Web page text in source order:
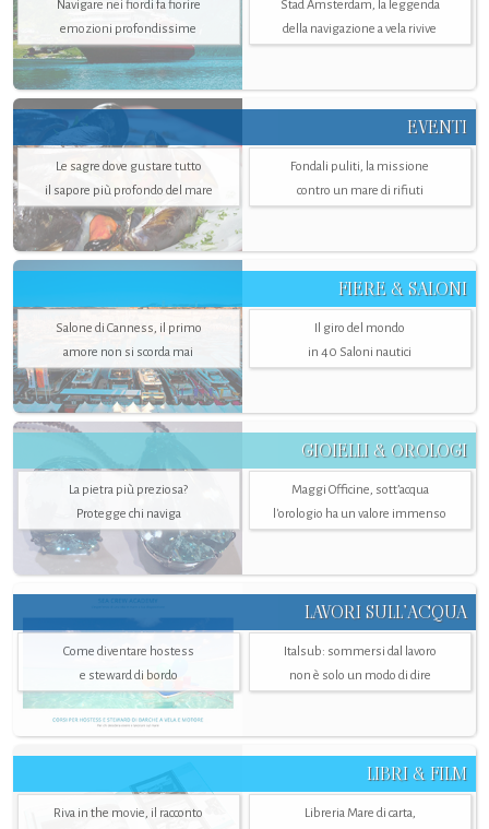
Navigare nei fiordi fa fiorire
emozioni profondissime
Stad Amsterdam, la leggenda
della navigazione a vela rivive
EVENTI
Le sagre dove gustare tutto
il sapore più profondo del mare
Fondali puliti, la missione
contro un mare di rifiuti
FIERE & SALONI
Salone di Canness, il primo
amore non si scorda mai
Il giro del mondo
in 40 Saloni nautici
GIOIELLI & OROLOGI
La pietra più preziosa?
Protegge chi naviga
Maggi Officine, sott’acqua
l'orologio ha un valore immenso
LAVORI SULL’ACQUA
Come diventare hostess
e steward di bordo
Italsub: sommersi dal lavoro
non è solo un modo di dire
LIBRI & FILM
Riva in the movie, il racconto
Libreria Mare di carta,